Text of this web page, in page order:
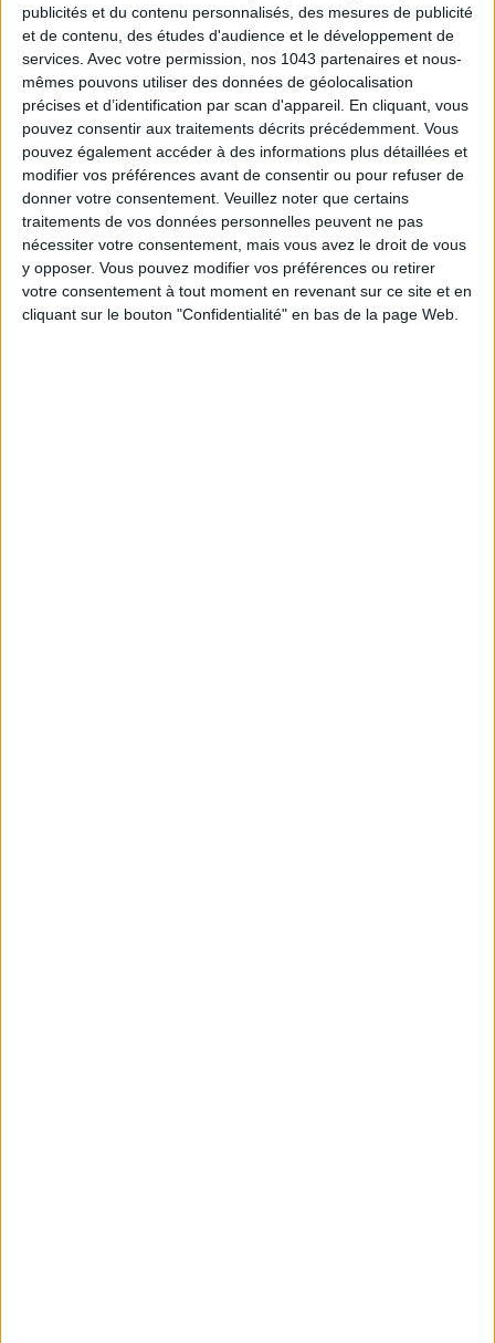
publicités et du contenu personnalisés, des mesures de publicité
et de contenu, des études d'audience et le développement de
services. Avec votre permission, nos 1043 partenaires et nous-
mêmes pouvons utiliser des données de géolocalisation
précises et d’identification par scan d'appareil. En cliquant, vous
pouvez consentir aux traitements décrits précédemment. Vous
pouvez également accéder à des informations plus détaillées et
modifier vos préférences avant de consentir ou pour refuser de
donner votre consentement. Veuillez noter que certains
traitements de vos données personnelles peuvent ne pas
nécessiter votre consentement, mais vous avez le droit de vous
y opposer. Vous pouvez modifier vos préférences ou retirer
votre consentement à tout moment en revenant sur ce site et en
cliquant sur le bouton "Confidentialité" en bas de la page Web.
THE BEST HOTELS FOR A SPA AND GASTRONOMY WEEKEND